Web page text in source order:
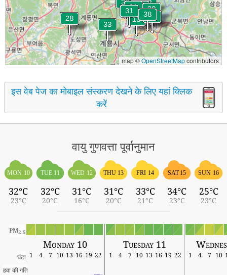
map ©OpenStreetMapcontributors
इस वेब पेज का मोबाइल संस्करण देखने के लिए यहां क्लिक
करें
वायु गुणवत्ता पूर्वानुमान
MON 10
32°C
23°C
TUE 11
32°C
20°C
WED 12
31°C
16°C
THU 13
31°C
20°C
FRI 14
33°C
21°C
SAT 15
34°C
23°C
SUN 16
25°C
23°C
PM2.5
Monday 10 Tuesday 11
घंटा 1 4 7 10 13 16 19 22 1 4 7 10 13 16 19 22 1 4 7 10
हवा की गति